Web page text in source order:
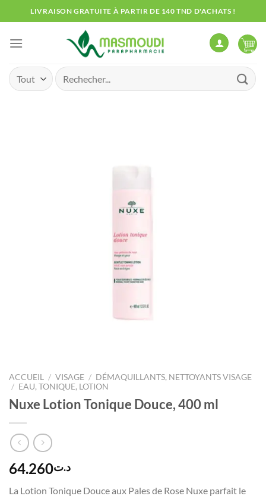
au
contenu
LIVRAISON GRATUITE À PARTIR DE 140 TND D'ACHATS !
Recherche
pour :
ACCUEIL / VISAGE / DÉMAQUILLANTS, NETTOYANTS VISAGE
/ EAU, TONIQUE, LOTION
Nuxe Lotion Tonique Douce, 400 ml
د.ت64.260
La Lotion Tonique Douce aux Pales de Rose Nuxe parfait le